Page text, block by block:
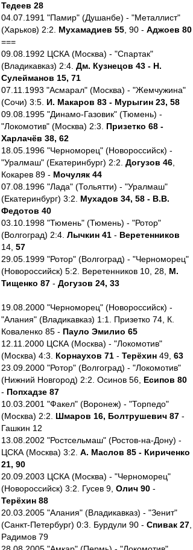
Тедеев 28
04.07.1991 "Памир" (Душанбе) - "Металлист"
(Харьков) 2:2. Мухамадиев 55 , 90 - Аджоев 80
===
09.08.1992 ЦСКА (Москва) - "Спартак"
(Владикавказ) 2:4. Дм. Кузнецов 43 - Н.
Сулейманов 15, 71
07.11.1993 "Асмарал" (Москва) - "Жемчужина"
(Сочи) 3:5. И. Макаров 83 - Мурыгин 23, 58
09.08.1995 "Динамо-Газовик" (Тюмень) -
"Локомотив" (Москва) 2:3. Призетко 68 -
Харлачёв 38, 62
18.05.1996 "Черноморец" (Новороссийск) -
"Уралмаш" (Екатеринбург) 2:2. Догузов 46
Кокарев 89 - Мочуляк 44
07.08.1996 "Лада" (Тольятти) - "Уралмаш"
(Екатеринбург) 3:2. Мухадов 34, 58 - В.В.
Федотов 40
03.10.1998 "Тюмень" (Тюмень) - "Ротор"
(Волгоград) 2:4. Лычкин 41 - Веретенников
14, 57
29.05.1999 "Ротор" (Волгоград) - "Черноморец"
(Новороссийск) 5:2. Веретенников 10, 28, М.
Тищенко 87 - Догузов 24, 33
19.08.2000 "Черноморец" (Новороссийск) -
"Алания" (Владикавказ) 1:1. Призетко 74, К.
Коваленко 85 - Пауло Эмилио 65
12.11.2000 ЦСКА (Москва) - "Локомотив"
(Москва) 4:3. Корнаухов 71 - Терёхин 49, 63
23.09.2000 "Ротор" (Волгоград) - "Локомотив"
(Нижний Новгород) 2:2. Осинов 56, Есипов 80
- Попхадзе 87
10.03.2001 "Факел" (Воронеж) - "Торпедо"
(Москва) 2:2. Шмаров 16, Болтрушевич 87 -
Гашкин 12
13.08.2002 "Ростсельмаш" (Ростов-на-Дону) -
ЦСКА (Москва) 3:2. А. Маслов 85 - Кириченко
21, 90
20.09.2003 ЦСКА (Москва) - "Черноморец"
(Новороссийск) 3:2. Гусев 9, Олич 90 -
Терёхин 88
20.03.2005 "Алания" (Владикавказ) - "Зенит"
(Санкт-Петербург) 0:3. Бурдули 90 - Спивак 27
Радимов 79